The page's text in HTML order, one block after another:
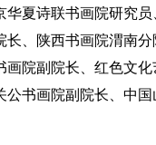
华夏诗联书画院研究
长、陕西书画院渭南
画院副院长、红色文
公书画院副院长、中